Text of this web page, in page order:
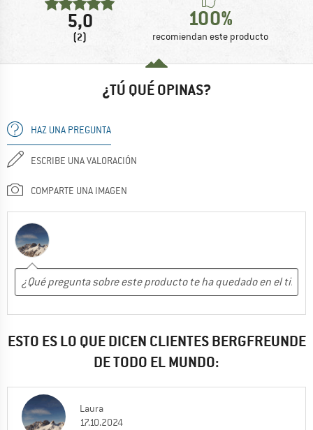
5,0
(2)
100%
recomiendan este producto
¿TÚ QUÉ OPINAS?
HAZ UNA PREGUNTA
ESCRIBE UNA VALORACIÓN
COMPARTE UNA IMAGEN
ESTO ES LO QUE DICEN CLIENTES BERGFREUNDE
DE TODO EL MUNDO:
Laura
17.10.2024